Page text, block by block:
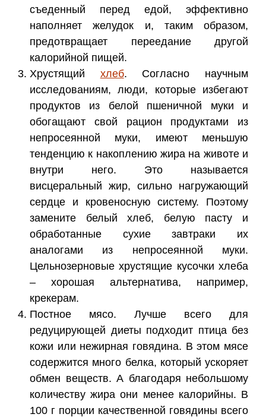
съеденный перед едой, эффективно
наполняет желудок и, таким образом,
предотвращает переедание другой
калорийной пищей.
Хрустящий хлеб. Согласно научным
исследованиям, люди, которые избегают
продуктов из белой пшеничной муки и
обогащают свой рацион продуктами из
непросеянной муки, имеют меньшую
тенденцию к накоплению жира на животе и
внутри него. Это называется
висцеральный жир, сильно нагружающий
сердце и кровеносную систему. Поэтому
замените белый хлеб, белую пасту и
обработанные сухие завтраки их
аналогами из непросеянной муки.
Цельнозерновые хрустящие кусочки хлеба
– хорошая альтернатива, например,
крекерам.
Постное мясо. Лучше всего для
редуцирующей диеты подходит птица без
кожи или нежирная говядина. В этом мясе
содержится много белка, который ускоряет
обмен веществ. А благодаря небольшому
количеству жира они менее калорийны. В
100 г порции качественной говядины всего